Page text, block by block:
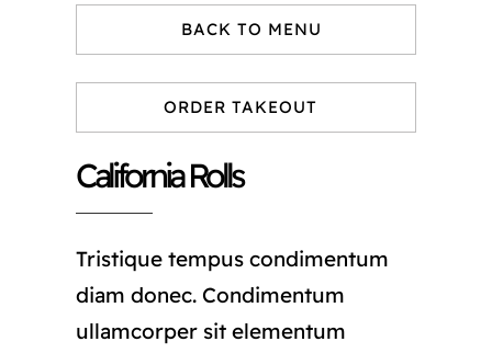
BACK TO MENU
ORDER TAKEOUT
California Rolls
Tristique tempus condimentum
diam donec. Condimentum
ullamcorper sit elementum